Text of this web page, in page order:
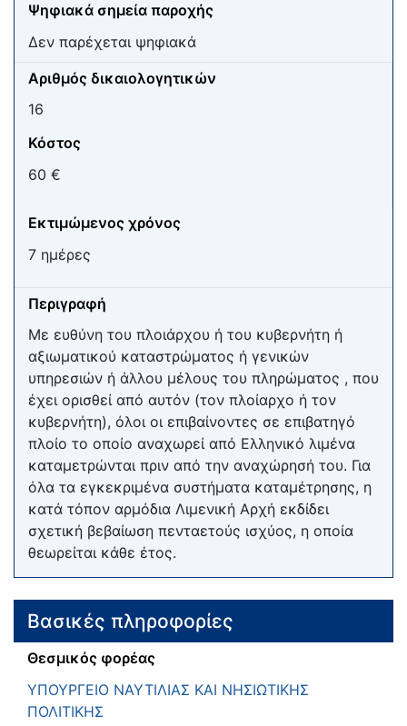
Ψηφιακά σημεία παροχής
Δεν παρέχεται ψηφιακά
Αριθμός δικαιολογητικών
16
Κόστος
60 €
Εκτιμώμενος χρόνος
7 ημέρες
Περιγραφή
Με ευθύνη του πλοιάρχου ή του κυβερνήτη ή
αξιωματικού καταστρώματος ή γενικών
υπηρεσιών ή άλλου μέλους του πληρώματος , που
έχει ορισθεί από αυτόν (τον πλοίαρχο ή τον
κυβερνήτη), όλοι οι επιβαίνοντες σε επιβατηγό
πλοίο το οποίο αναχωρεί από Ελληνικό λιμένα
καταμετρώνται πριν από την αναχώρησή του. Για
όλα τα εγκεκριμένα συστήματα καταμέτρησης, η
κατά τόπον αρμόδια Λιμενική Αρχή εκδίδει
σχετική βεβαίωση πενταετούς ισχύος, η οποία
θεωρείται κάθε έτος.
Βασικές πληροφορίες
Θεσμικός φορέας
ΥΠΟΥΡΓΕΙΟ ΝΑΥΤΙΛΙΑΣ ΚΑΙ ΝΗΣΙΩΤΙΚΗΣ
ΠΟΛΙΤΙΚΗΣ